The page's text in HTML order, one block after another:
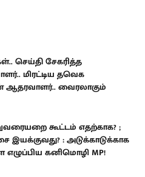
செய்தி சேகரித்த
மிரட்டிய தவெக
ஆதரவாளர்.. வைரலாகும்
கூட்டம் எதற்காக? ;
: அடுக்காடுக்காக
கனிமொழி MP!